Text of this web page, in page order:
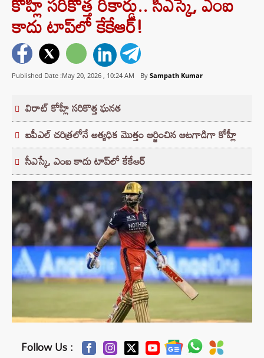
కాదు టాప్‌లో కేకేఆర్!
Published Date :May 20, 2026 , 10:24 AM By Sampath Kumar
విరాట్ కోహ్లీ సరికొత్త ఘనత
ఐపీఎల్ చరిత్రలోనే అత్యధిక మొత్తం ఆర్జించిన ఆటగాడిగా కోహ్లీ
సీఎస్కే, ఎంఐ కాదు టాప్‌లో కేకేఆర్
Follow Us :